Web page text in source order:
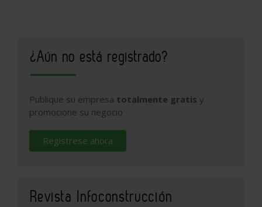
¿Aún no está registrado?
Publique su empresa totalmente gratis y
promocione su negocio
Regístrese ahora
Revista Infoconstrucción